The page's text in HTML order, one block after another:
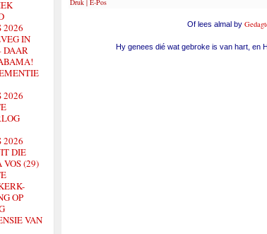
2026
IN
DAAR
2026
2026
DIE
(29)
OP
VAN
Druk | E-Pos
Of lees almal by
Hy genees dié wat gebroke is van hart, en